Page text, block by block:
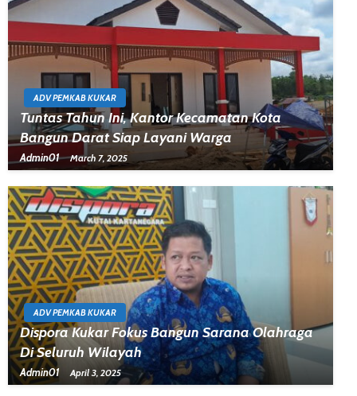
ADV PEMKAB KUKAR
Tuntas Tahun Ini, Kantor Kecamatan Kota
Bangun Darat Siap Layani Warga
Admin01 March 7, 2025
ADV PEMKAB KUKAR
Dispora Kukar Fokus Bangun Sarana Olahraga
Di Seluruh Wilayah
Admin01 April 3, 2025